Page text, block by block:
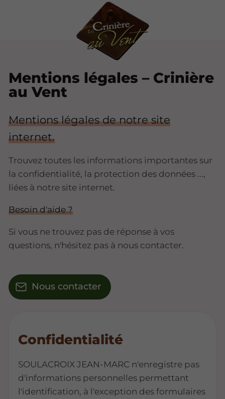
Mentions légales – Crinière
au Vent
Mentions légales de notre site
internet.
Trouvez toutes les informations importantes sur
la confidentialité, la protection des données ...,
liées à notre site internet.
Besoin d'aide ?
Si vous ne trouvez pas de réponse à vos
questions, n'hésitez pas à nous contacter.
Nous contacter
Confidentialité
SOULACROIX JEAN-MARC n'enregistre pas
d'informations personnelles permettant
l'identification, à l'exception des formulaires